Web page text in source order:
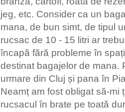
jeg, etc. Consider ca un
mana, de bun simt, de tipul
rucsac de 10 - 15 litri ar
încapă fără probleme în
destinat bagajelor de mana.
urmare din Cluj și pana în
Neamț am fost obligat să-mi
rucsacul în brate pe toată